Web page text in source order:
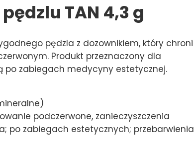
TAN 4,3 g
pędzla z dozownikiem, który chroni
Produkt przeznaczony dla
po zabiegach medycyny estetycznej.
podczerwone, zanieczyszczenia
po zabiegach estetycznych; przebarwienia